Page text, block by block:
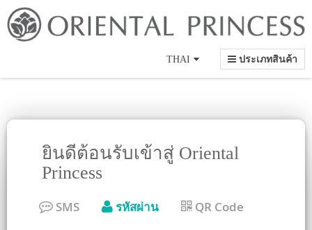
ประเภทสินค้า
THAI
ยินดีต้อนรับเข้าสู่ Oriental
Princess
SMS รหัสผ่าน QR Code